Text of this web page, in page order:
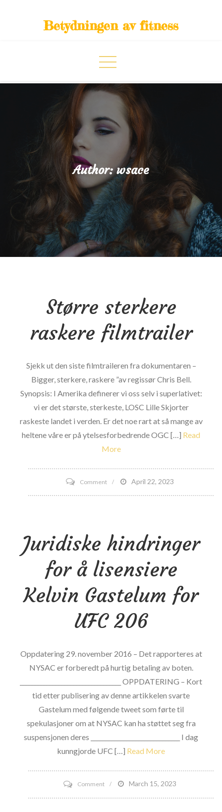
Betydningen av fitness
Author:wsace
Større sterkere
raskere filmtrailer
Sjekk ut den siste filmtraileren fra dokumentaren –
Bigger, sterkere, raskere ”av regissør Chris Bell.
Synopsis: I Amerika definerer vi oss selv i superlativet:
vi er det største, sterkeste, LOSC Lille Skjorter
raskeste landet i verden. Er det noe rart at så mange av
heltene våre er på ytelsesforbedrende OGC […] Read
More
Commenton
Større
filmtrailer
April 22, 2023
Juridiske hindringer
for å lisensiere
Kelvin Gastelum for
UFC 206
Oppdatering 29. november 2016 – Det rapporteres at
NYSAC er forberedt på hurtig betaling av boten.
__________________________________ OPPDATERING – Kort
tid etter publisering av denne artikkelen svarte
Gastelum med følgende tweet som førte til
spekulasjoner om at NYSAC kan ha støttet seg fra
suspensjonen deres ______________________________ I dag
kunngjorde UFC […] Read More
Commenton
Juridiske
March 15, 2023